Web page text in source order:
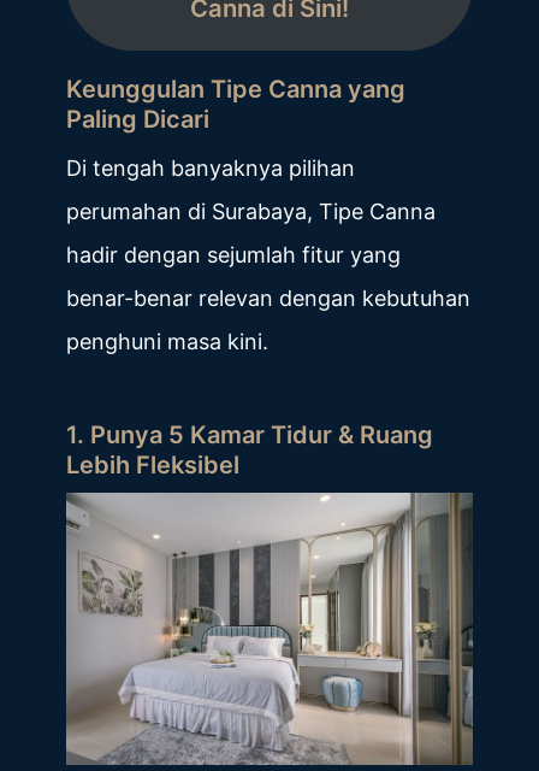
Canna di Sini!
Keunggulan Tipe Canna yang
Paling Dicari
Di tengah banyaknya pilihan
perumahan di Surabaya, Tipe Canna
hadir dengan sejumlah fitur yang
benar-benar relevan dengan kebutuhan
penghuni masa kini.
1. Punya 5 Kamar Tidur & Ruang
Lebih Fleksibel